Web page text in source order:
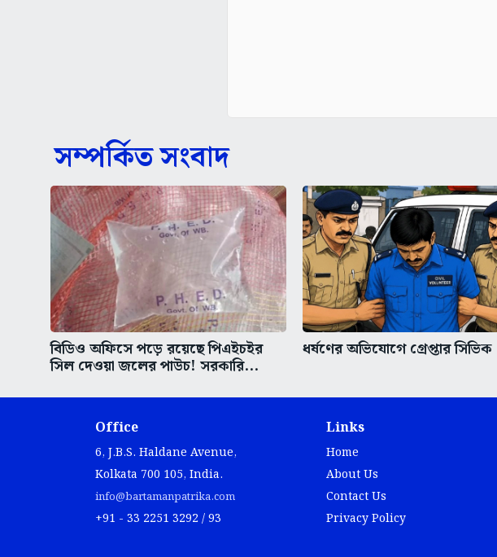
সম্পর্কিত সংবাদ
বিডিও অফিসে পড়ে রয়েছে পিএইচইর
সিল দেওয়া জলের পাউচ! সরকারি...
ধর্ষণের অভিযোগে গ্রেপ্তার সিভিক
Office
6, J.B.S. Haldane Avenue,
Kolkata 700 105, India.
info@bartamanpatrika.com
+91 - 33 2251 3292 / 93
Links
Home
About Us
Contact Us
Privacy Policy